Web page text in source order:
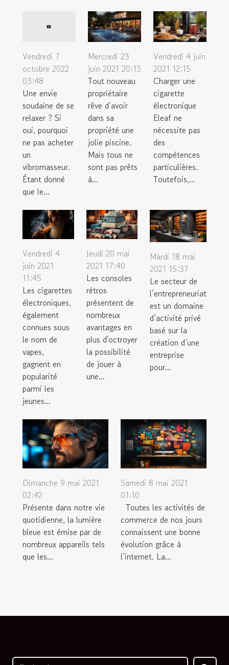
Vendredi 7
octobre 2022
03:48
Une envie
soudaine de se
relaxer ? Si
oui, pourquoi
ne pas acheter
un
vibromasseur.
Étant donné
que le...
Mercredi 23
juin 2021 20:13
Tout nouveau
propriétaire
rêve d’avoir
dans sa
propriété une
jolie piscine.
Mais tous ne
sont pas prêts
à...
Vendredi 4 juin
2021 12:15
Charger une
cigarette
électronique
Eleaf ne
nécessite pas
des
compétences
particulières.
Toutefois,...
Vendredi 4
juin 2021
11:45
Les cigarettes
électroniques,
également
connues sous
le nom de
vapes,
gagnent en
popularité
parmi les
jeunes...
Jeudi 20 mai
2021 17:40
Les consoles
rétros
présentent de
nombreux
avantages en
plus d'octroyer
la possibilité
de jouer à
une...
Mardi 18 mai
2021 15:37
Le secteur de
l’entrepreneuriat
est un domaine
d’activité privé
basé sur la
création d’une
entreprise
pour...
Dimanche 9 mai 2021
02:42
Présente dans notre vie
quotidienne, la lumière
bleue est émise par de
nombreux appareils tels
que les...
Samedi 8 mai 2021
01:10
Toutes les activités de
commerce de nos jours
connaissent une bonne
évolution grâce à
l’internet. La...